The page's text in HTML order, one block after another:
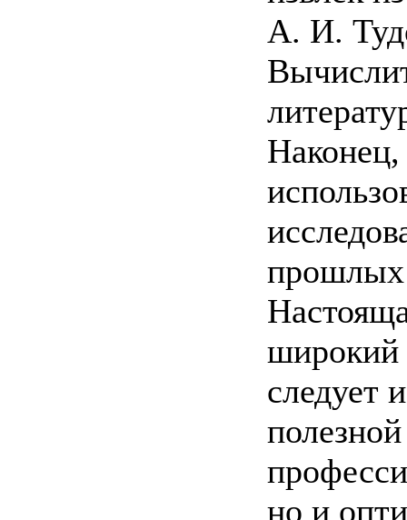
А. И.
Наконец,
прошлых
широкий
следует
но и